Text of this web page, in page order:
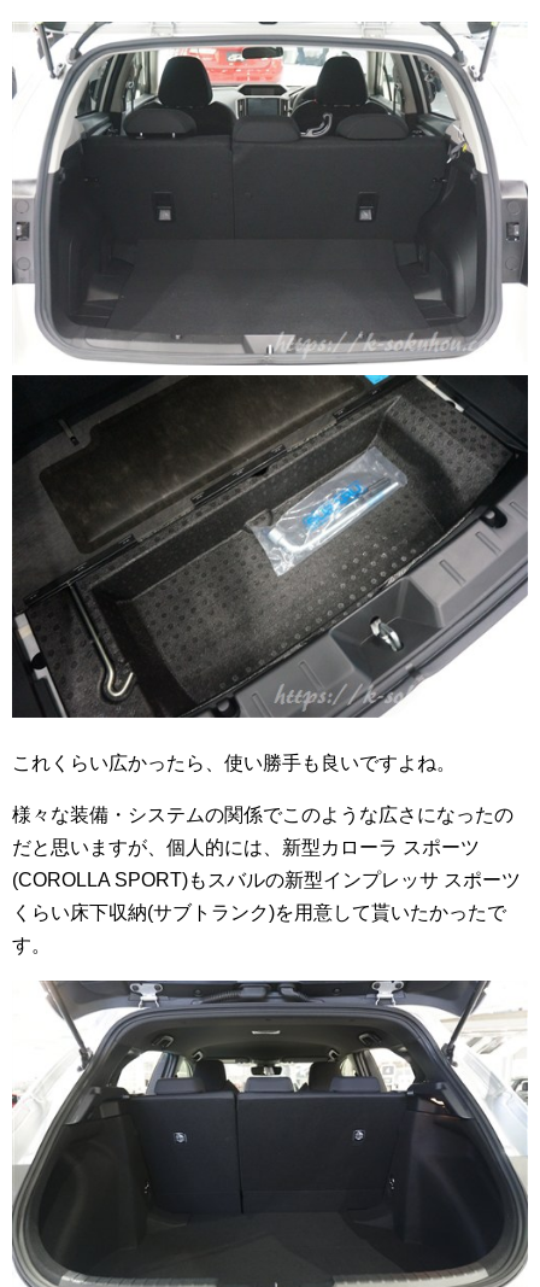
これくらい広かったら、使い勝手も良いですよね。
様々な装備・システムの関係でこのような広さになったの
だと思いますが、個人的には、新型カローラ スポーツ
(COROLLA SPORT)もスバルの新型インプレッサ スポーツ
くらい床下収納(サブトランク)を用意して貰いたかったで
す。